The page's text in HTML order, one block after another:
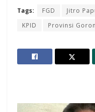
Tags: FGD Jitro
KPID
Provinsi